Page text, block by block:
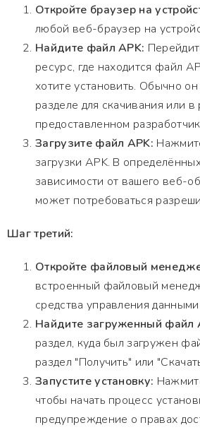
Откройте браузер на
любой веб-браузер на
Найдите файл APK:
ресурс, где находится файл
хотите установить. Обычно он
разделе для скачивания или в
предоставленном
Загрузите файл APK:
загрузки APK. В
зависимости от вашего веб-
может потребоваться
Шаг третий:
Откройте файловый
встроенный файловый
средства управления
Найдите загруженный файл
раздел, куда был загружен
раздел "Получить" или
Запустите установку:
чтобы начать процесс
предупреждение о правах